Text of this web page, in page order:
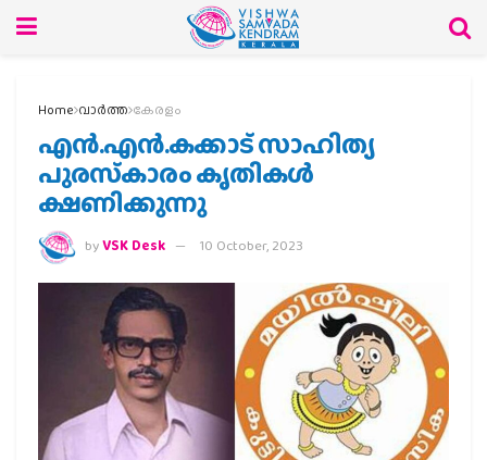
Home വാര്‍ത്ത കേരളം
എൻ.എൻ.കക്കാട് സാഹിത്യ
പുരസ്‌കാരം കൃതികൾ
ക്ഷണിക്കുന്നു
byVSK Desk 10 October, 2023